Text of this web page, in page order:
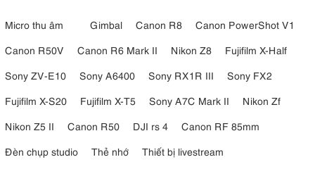
Micro thu âm Gimbal Canon R8
Canon PowerShot V1
Canon R50V
Canon R6 Mark II Nikon Z8
Fujifilm X-Half
Sony ZV-E10
Sony A6400 Sony RX1R III
Sony FX2
Fujifilm X-S20
Fujifilm X-T5 Sony A7C Mark II
Nikon Zf
Nikon Z5 II
Canon R50 DJI rs 4
Canon RF 85mm
Đèn chụp studio
Thẻ nhớ
Thiết bị livestream